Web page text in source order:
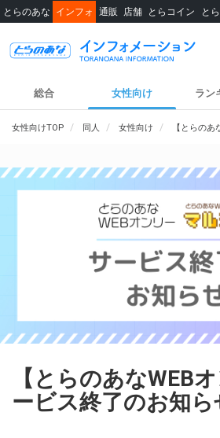
とらのあな インフォ 通販 店舗 とらコイン と
総合 女性向け ラン
女性向けTOP 同人 女性向け 【とらの
【とらのあなWEB
ービス終了のお知ら